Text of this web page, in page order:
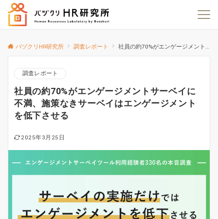
バヅクリHR研究所 調査レポート 社員の約70%がエンゲージメントサーベイに不満、施策なきサーベイはエンゲージメントを低下させる
調査レポート
社員の約70%がエンゲージメントサーベイに
不満、施策なきサーベイはエンゲージメント
を低下させる
2025年3月25日